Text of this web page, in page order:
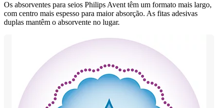
Os absorventes para seios Philips Avent têm um formato mais largo,
com centro mais espesso para maior absorção. As fitas adesivas
duplas mantêm o absorvente no lugar.